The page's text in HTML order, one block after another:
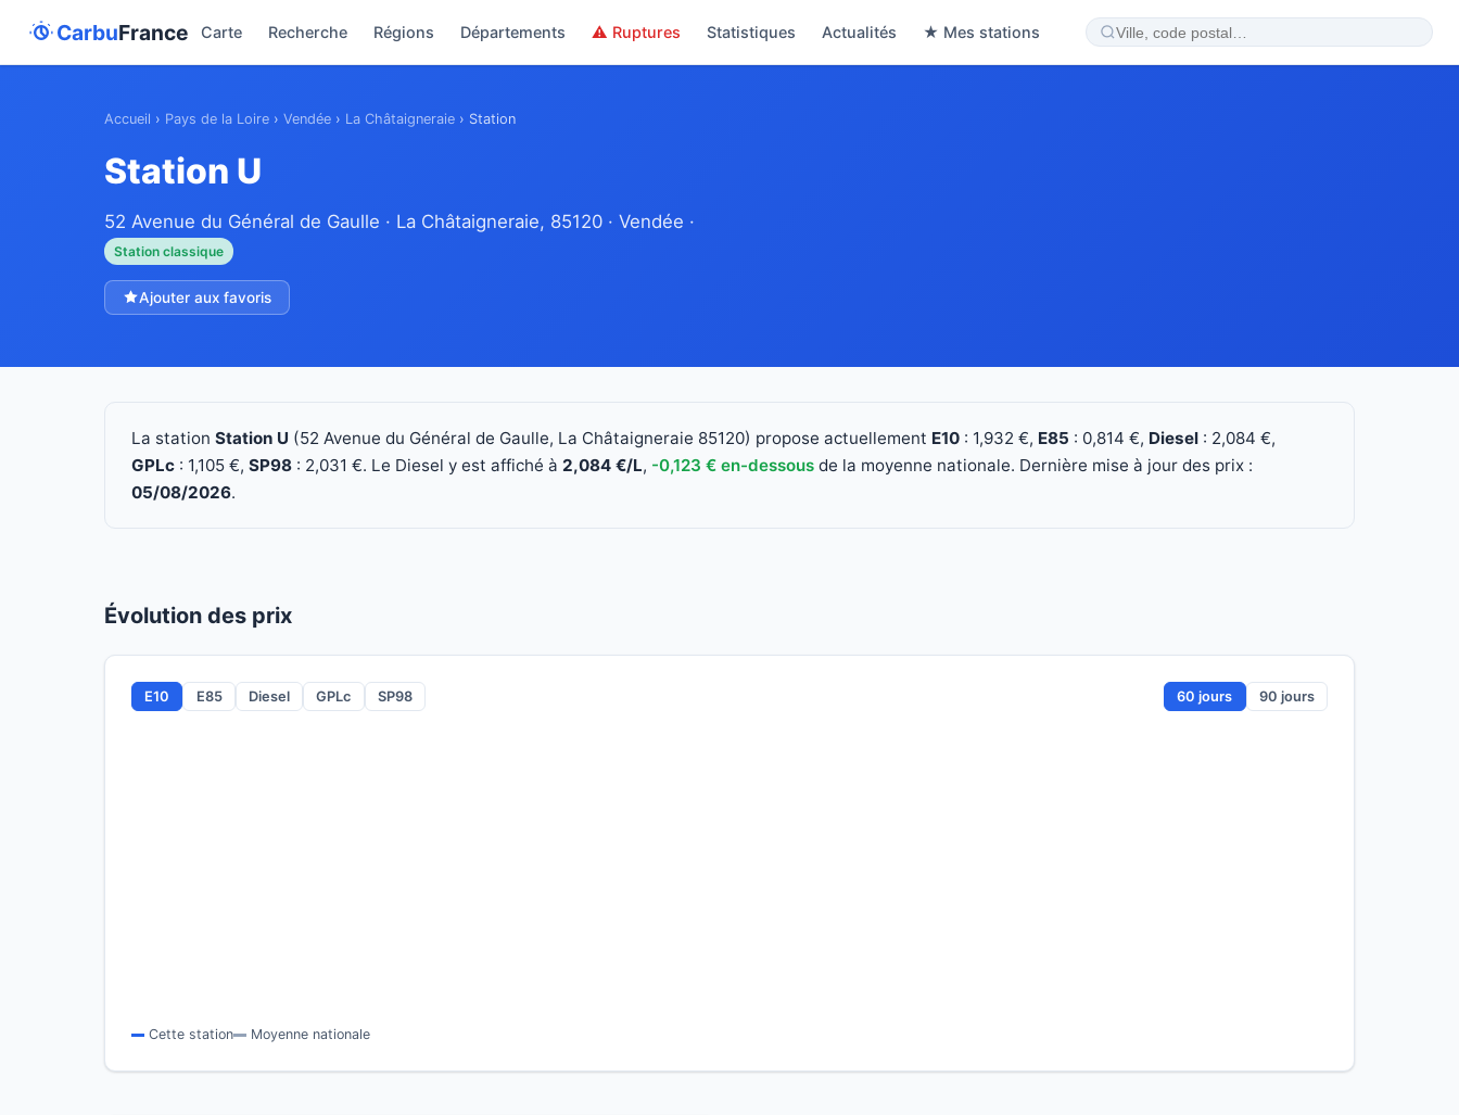
CarbuFrance Carte Recherche Régions Départements ⚠ Ruptures Statistiques Actualités ★ Mes stations
Accueil › Pays de la Loire › Vendée › La Châtaigneraie › Station
Station U
52 Avenue du Général de Gaulle · La Châtaigneraie, 85120 · Vendée ·
Station classique
Ajouter aux favoris
La station Station U (52 Avenue du Général de Gaulle, La Châtaigneraie 85120) propose actuellement E10 : 1,932 €, E85 : 0,814 €, Diesel : 2,084 €,
GPLc : 1,105 €, SP98 : 2,031 €. Le Diesel y est affiché à 2,084 €/L, -0,123 € en-dessous de la moyenne nationale. Dernière mise à jour des prix :
05/08/2026.
Évolution des prix
E10 E85 Diesel GPLc SP98 60 jours 90 jours
Cette station Moyenne nationale